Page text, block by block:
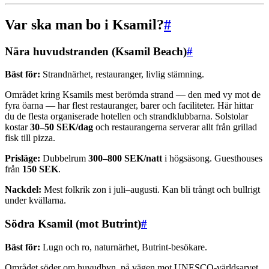
Var ska man bo i Ksamil?#
Nära huvudstranden (Ksamil Beach)#
Bäst för: Strandnärhet, restauranger, livlig stämning.
Området kring Ksamils mest berömda strand — den med vy mot de
fyra öarna — har flest restauranger, barer och faciliteter. Här hittar
du de flesta organiserade hotellen och strandklubbarna. Solstolar
kostar30–50 SEK/dag och restaurangerna serverar allt från grillad
fisk till pizza.
Prisläge: Dubbelrum 300–800 SEK/natt i högsäsong. Guesthouses
från 150 SEK.
Nackdel: Mest folkrik zon i juli–augusti. Kan bli trångt och bullrigt
under kvällarna.
Södra Ksamil (mot Butrint)#
Bäst för: Lugn och ro, naturnärhet, Butrint-besökare.